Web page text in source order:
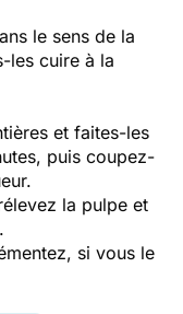
le sens de la
les cuire à la
et faites-les
puis coupez-
la pulpe et
si vous le